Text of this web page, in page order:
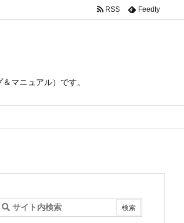
マニュアル）です。
RSS Feedly